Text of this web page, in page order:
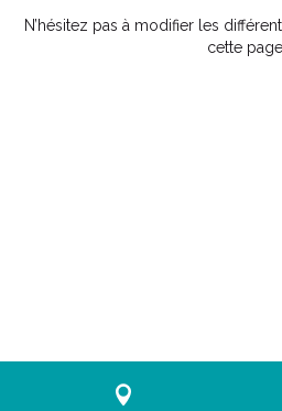
N’hésitez pas à modifier les
cette page.